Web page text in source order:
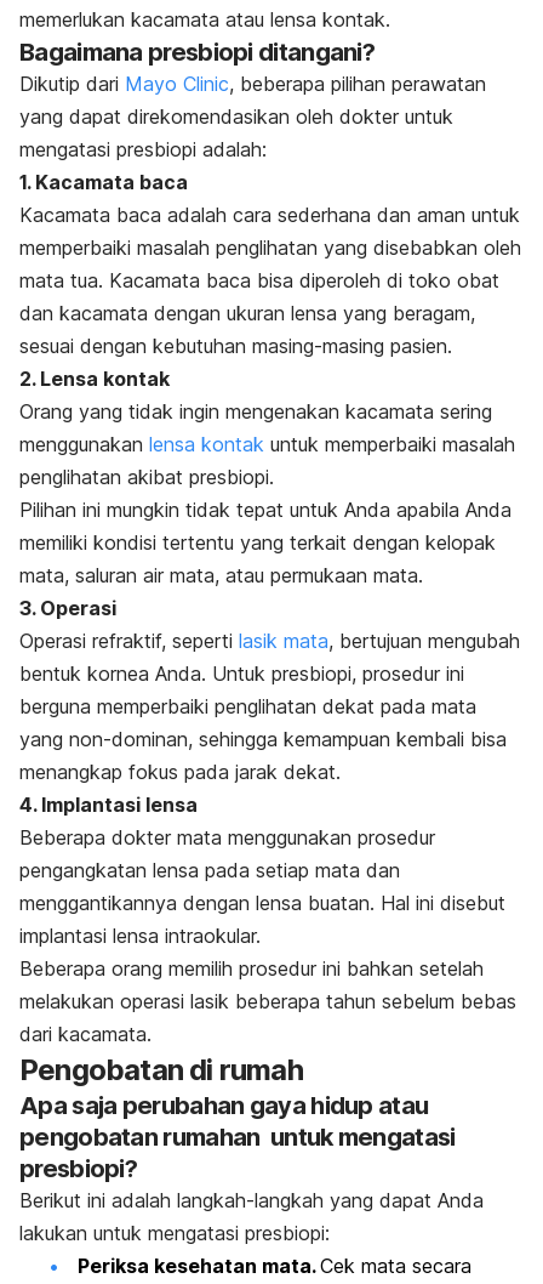
memerlukan kacamata atau lensa kontak.
Bagaimana presbiopi ditangani?
Dikutip dari Mayo Clinic, beberapa pilihan perawatan
yang dapat direkomendasikan oleh dokter untuk
mengatasi presbiopi adalah:
1. Kacamata baca
Kacamata baca adalah cara sederhana dan aman untuk
memperbaiki masalah penglihatan yang disebabkan oleh
mata tua. Kacamata baca bisa diperoleh di toko obat
dan kacamata dengan ukuran lensa yang beragam,
sesuai dengan kebutuhan masing-masing pasien.
2. Lensa kontak
Orang yang tidak ingin mengenakan kacamata sering
menggunakan lensa kontak untuk memperbaiki masalah
penglihatan akibat presbiopi.
Pilihan ini mungkin tidak tepat untuk Anda apabila Anda
memiliki kondisi tertentu yang terkait dengan kelopak
mata, saluran air mata, atau permukaan mata.
3. Operasi
Operasi refraktif, seperti lasik mata, bertujuan mengubah
bentuk kornea Anda. Untuk presbiopi, prosedur ini
berguna memperbaiki penglihatan dekat pada mata
yang non-dominan, sehingga kemampuan kembali bisa
menangkap fokus pada jarak dekat.
4. Implantasi lensa
Beberapa dokter mata menggunakan prosedur
pengangkatan lensa pada setiap mata dan
menggantikannya dengan lensa buatan. Hal ini disebut
implantasi lensa intraokular.
Beberapa orang memilih prosedur ini bahkan setelah
melakukan operasi lasik beberapa tahun sebelum bebas
dari kacamata.
Pengobatan di rumah
Apa saja perubahan gaya hidup atau
pengobatan rumahan untuk mengatasi
presbiopi?
Berikut ini adalah langkah-langkah yang dapat Anda
lakukan untuk mengatasi presbiopi:
Periksa kesehatan mata.Cek mata secara